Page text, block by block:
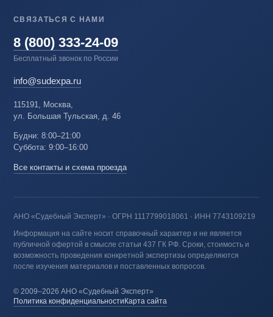
СВЯЗАТЬСЯ С НАМИ
8 (800) 333-24-09
Бесплатный звонок по России
info@sudexpa.ru
115191, Москва,
ул. Большая Тульская, д. 46
Будни: 8:00–21:00
Суббота: 9:00–16:00
Все контакты и схема проезда
АНО «Судебный Эксперт» · ОГРН 1117799018061 · ИНН 7743109219
Информация на сайте носит справочный характер и не является
публичной офертой в смысле статьи 437 ГК РФ. Сроки, стоимость и
возможность проведения конкретной экспертизы определяются
после изучения материалов и поставленных вопросов.
© 2009–2026 АНО «Судебный Эксперт»
Политика конфиденциальностиКарта сайта